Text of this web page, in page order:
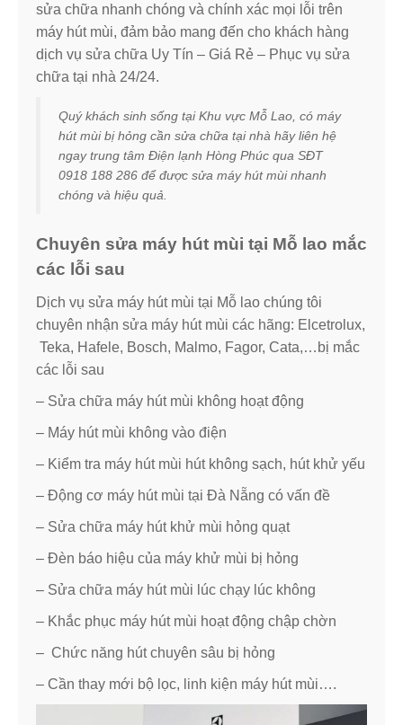
sửa chữa nhanh chóng và chính xác mọi lỗi trên
máy hút mùi, đảm bảo mang đến cho khách hàng
dịch vụ sửa chữa Uy Tín – Giá Rẻ – Phục vụ sửa
chữa tại nhà 24/24.
Quý khách sinh sống tại Khu vực Mỗ Lao, có máy
hút mùi bị hỏng cần sửa chữa tại nhà hãy liên hệ
ngay trung tâm Điện lạnh Hòng Phúc qua SĐT
0918 188 286 để được sửa máy hút mùi nhanh
chóng và hiệu quả.
Chuyên sửa máy hút mùi tại Mỗ lao mắc
các lỗi sau
Dịch vụ sửa máy hút mùi tại Mỗ lao chúng tôi
chuyên nhận sửa máy hút mùi các hãng: Elcetrolux,
Teka, Hafele, Bosch, Malmo, Fagor, Cata,…bị mắc
các lỗi sau
– Sửa chữa máy hút mùi không hoạt động
– Máy hút mùi không vào điện
– Kiểm tra máy hút mùi hút không sạch, hút khử yếu
– Động cơ máy hút mùi tại Đà Nẵng có vấn đề
– Sửa chữa máy hút khử mùi hỏng quạt
– Đèn báo hiệu của máy khử mùi bị hỏng
– Sửa chữa máy hút mùi lúc chạy lúc không
– Khắc phục máy hút mùi hoạt động chập chờn
– Chức năng hút chuyên sâu bị hỏng
– Cần thay mới bộ lọc, linh kiện máy hút mùi….